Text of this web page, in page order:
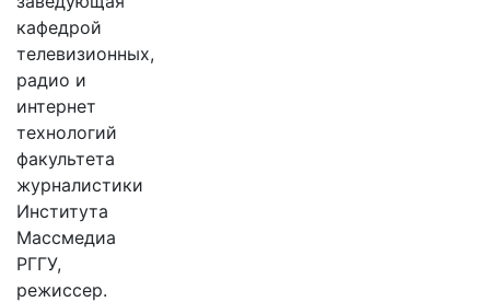
кафедрой
телевизионных,
радио и
интернет
технологий
факультета
журналистики
Института
Массмедиа
РГГУ,
режиссер.